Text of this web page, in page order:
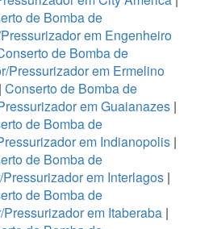
de Bomba de
em Engenheiro
de Bomba de
Pressurizador em Ermelino
| Conserto de Bomba de
em Guaianazes|
de Bomba de
em Indianopolis |
de Bomba de
em Interlagos|
de Bomba de
em Itaberaba |